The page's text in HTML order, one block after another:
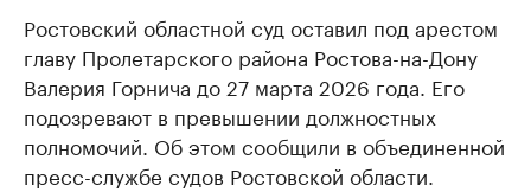
Ростовский областной суд оставил под арестом
главу Пролетарского района Ростова-на-Дону
Валерия Горнича до 27 марта 2026 года. Его
подозревают в превышении должностных
полномочий. Об этом сообщили в объединенной
пресс-службе судов Ростовской области.